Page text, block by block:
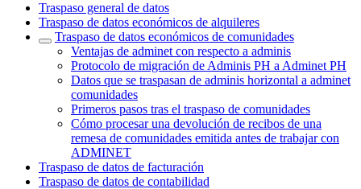
Traspaso general de datos
Traspaso de datos económicos de alquileres
Traspaso de datos económicos de comunidades
Ventajas de adminet con respecto a adminis
Protocolo de migración de Adminis PH a Adminet PH
Datos que se traspasan de adminis horizontal a adminet
comunidades
Primeros pasos tras el traspaso de comunidades
Cómo procesar una devolución de recibos de una
remesa de comunidades emitida antes de trabajar con
ADMINET
Traspaso de datos de facturación
Traspaso de datos de contabilidad